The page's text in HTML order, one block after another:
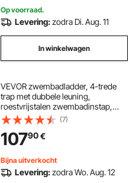
Op voorraad.
Levering:zodra Di. Aug. 11
In winkelwagen
VEVOR zwembadladder, 4-trede
trap met dubbele leuning,
roestvrijstalen zwembadinstap,
draagvermogen van 120 kg, voor
137 cm inbouwzwembaden met
gemonteerd dekbord binnen en
buiten
(7)
10790€
Bijna uitverkocht
Levering:zodra Wo. Aug. 12